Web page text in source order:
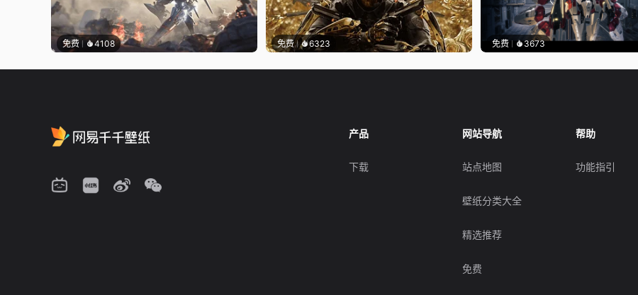
免费 4108 免费 6323 免费 3673
产品
下载
网站导航
站点地图
壁纸分类大全
精选推荐
免费
帮助
功能指引